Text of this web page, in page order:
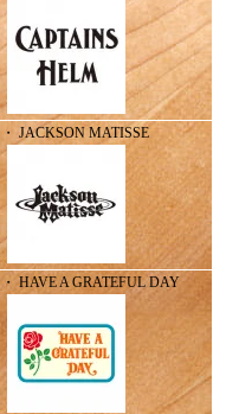
・ JACKSON MATISSE
・ HAVE A GRATEFUL DAY